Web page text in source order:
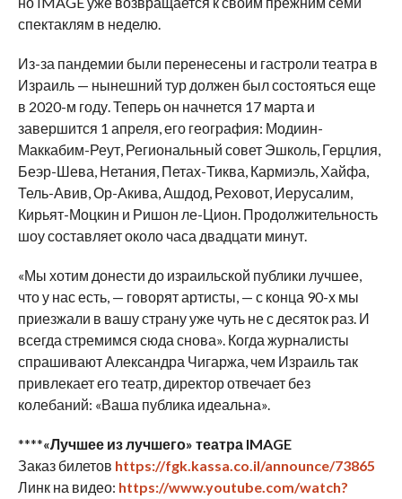
спектаклям в неделю.
Из-за пандемии были перенесены и гастроли театра в
Израиль — нынешний тур должен был состояться еще
в 2020-м году. Теперь он начнется 17 марта и
завершится 1 апреля, его география: Модиин-
Маккабим-Реут, Региональный совет Эшколь, Герцлия,
Беэр-Шева, Нетания, Петах-Тиква, Кармиэль, Хайфа,
Тель-Авив, Ор-Акива, Ашдод, Реховот, Иерусалим,
Кирьят-Моцкин и Ришон ле-Цион. Продолжительность
шоу составляет около часа двадцати минут.
«Мы хотим донести до израильской публики лучшее,
что у нас есть, — говорят артисты, — с конца 90-х мы
приезжали в вашу страну уже чуть не с десяток раз. И
всегда стремимся сюда снова». Когда журналисты
спрашивают Александра Чигаржа, чем Израиль так
привлекает его театр, директор отвечает без
колебаний: «Ваша публика идеальна».
****«Лучшее из лучшего» театра IMAGE
Заказ билетов https://fgk.kassa.co.il/announce/73865
Линк на видео: https://www.youtube.com/watch?